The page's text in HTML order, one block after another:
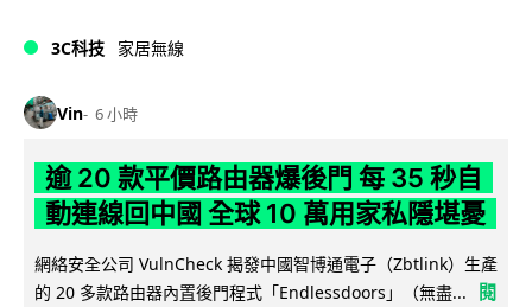
3C科技 家居無線
Vin 6 小時
逾 20 款平價路由器爆後門 每 35 秒自
動連線回中國 全球 10 萬用家私隱堪憂
網絡安全公司 VulnCheck 揭發中國智博通電子（Zbtlink）生產
的 20 多款路由器內置後門程式「Endlessdoors」（無盡...
閱